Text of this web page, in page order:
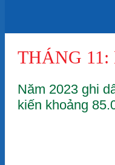
THÁNG
Năm 2023 ghi
kiến khoảng